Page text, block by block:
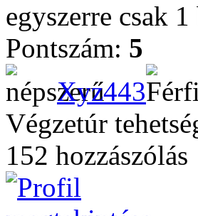
egyszerre csak
Pontszám: 5
Xyz443
Végzetúr
152 hozzászólás